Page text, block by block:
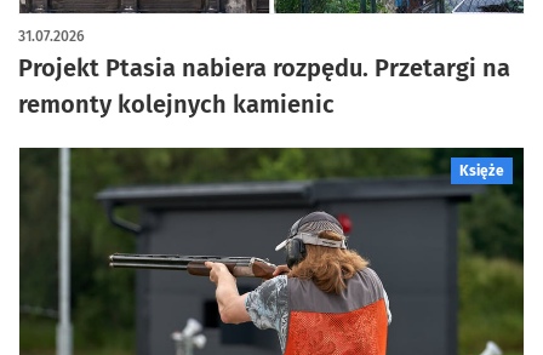
Projekt Ptasia nabiera rozpędu. Przetargi na
remonty kolejnych kamienic
31.07.2026
artykuł z galerią zdjęć
Księże